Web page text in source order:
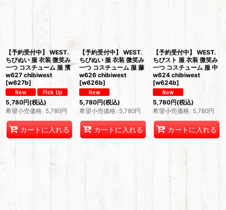
【予約受付中】 WEST.
ちびぬい 服 衣装 微笑み
一つ コスチューム 服 濱
w627 chibiwest
[w627b]
5,780円(税込)
希望小売価格: 5,780円
カートに入れる
【予約受付中】 WEST.
ちびぬい 服 衣装 微笑み
一つ コスチューム 服 藤
w626 chibiwest
[w626b]
5,780円(税込)
希望小売価格: 5,780円
カートに入れる
【予約受付中】 WEST.
ちびスト 服 衣装 微笑み
一つ コスチューム 服 中
w624 chibiwest
[w624b]
5,780円(税込)
希望小売価格: 5,780円
カートに入れる